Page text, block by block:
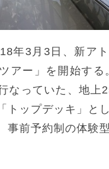
年3月3日、新ア
アー」を開始す
なっていた、地上
トップデッキ」と
事前予約制の体験